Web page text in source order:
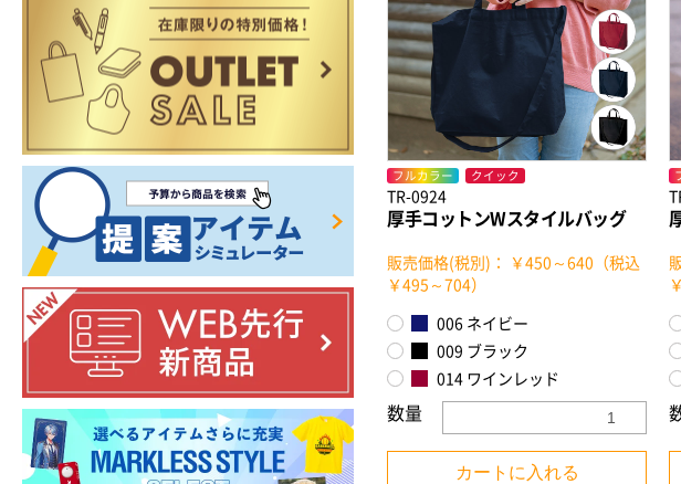
フルカラー クイック
TR-0924
厚手コットンWスタイルバッグ
販売価格(税別)： ￥450～640（税込
￥495～704）
006 ネイビー
009 ブラック
014 ワインレッド
数量
カートに入れる